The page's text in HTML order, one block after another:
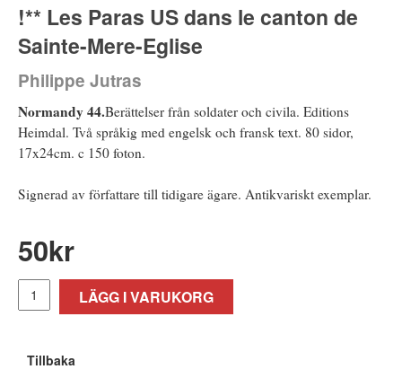
!** Les Paras US dans le canton de
Sainte-Mere-Eglise
Philippe Jutras
Normandy 44.Berättelser från soldater och civila. Editions
Heimdal. Två språkig med engelsk och fransk text. 80 sidor,
17x24cm. c 150 foton.
Signerad av författare till tidigare ägare. Antikvariskt exemplar.
50kr
LÄGG I VARUKORG
Tillbaka